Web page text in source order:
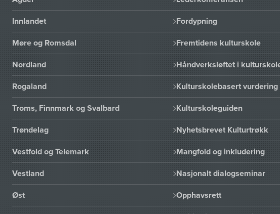
Innlandet
Møre og Romsdal
Nordland
Rogaland
Troms, Finnmark og Svalbard
Trøndelag
Vestfold og Telemark
Vestland
Øst
Fordypning
Fremtidens kulturskole
Håndverksløftet i
Kulturskolebasert
Kulturskoleguiden
Nyhetsbrevet Kulturtrøkk
Mangfold og inkludering
Nasjonalt dialogseminar
Opphavsrett